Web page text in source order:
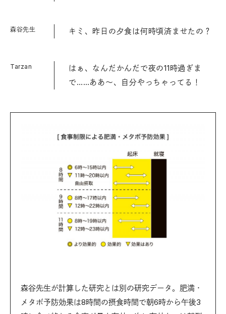
森谷先生 キミ、昨日の夕食は何時頃済ませたの？
Tarzan
はぁ、なんだかんだで夜の11時過ぎま
で……ああ〜、自分やっちゃってる！
森谷先生が計算した研究とは別の研究データ。肥満・
メタボ予防効果は8時間の摂食時間で朝6時から午後3